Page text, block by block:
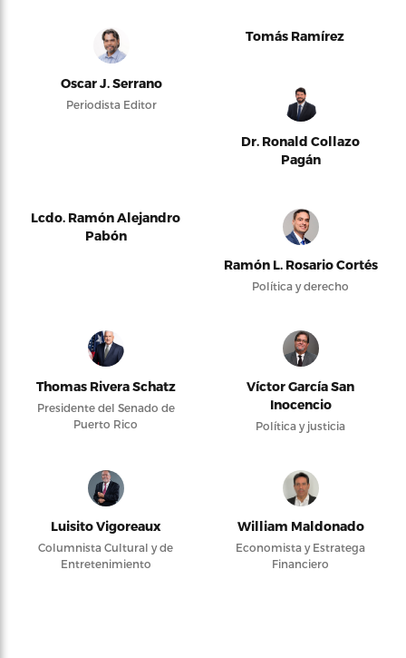
Oscar J. Serrano
Periodista Editor
Tomás Ramírez
Dr. Ronald Collazo
Pagán
Lcdo. Ramón Alejandro
Pabón
Ramón L. Rosario Cortés
Política y derecho
Thomas Rivera Schatz
Presidente del Senado de
Puerto Rico
Víctor García San
Inocencio
Política y justicia
Luisito Vigoreaux
Columnista Cultural y de
Entretenimiento
William Maldonado
Economista y Estratega
Financiero